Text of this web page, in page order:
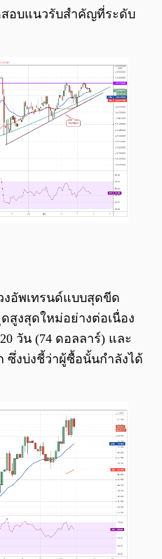
สอบแนวรับสำคัญที่ระดับ
อัพเทรนด์แบบสุดขีด
สูงสุดใหม่อย่างต่อเนื่อง
วัน (74 ดอลลาร์) และ
ซึ่งบ่งชี้ว่าผู้ซื้อนั้นกำลังได้